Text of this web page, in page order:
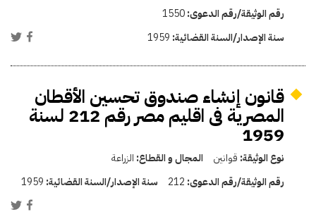
رقم الوثيقة/رقم الدعوى:1550
سنة الإصدار/السنة القضائية: 1959
قانون إنشاء صندوق تحسين الأقطان
المصرية فى اقليم مصر رقم 212 لسنة
1959
نوع الوثيقة: قوانين المجال و القطاع: الزراعة
رقم الوثيقة/رقم الدعوى: 212 سنة الإصدار/السنة القضائية: 1959